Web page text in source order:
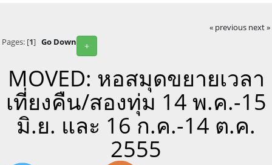
« previous next »
+
Pages: [1] Go Down
MOVED: หอสมุดขยายเวลา
เที่ยงคืน/สองทุ่ม 14 พ.ค.-15
มิ.ย. และ 16 ก.ค.-14 ต.ค.
2555